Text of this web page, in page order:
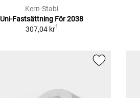
Kern-Stabi
Uni-Fastsättning För 2038
307,04 kr1